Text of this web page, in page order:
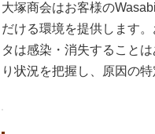
大塚商会はお客様の
だける環境を提供します
タは感染・消失すること
り状況を把握し、原因の